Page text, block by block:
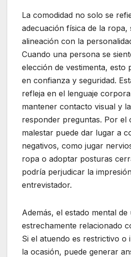
La comodidad no solo se
adecuación física de la ropa,
alineación con la
Cuando una persona se
elección de vestimenta, esto
en confianza y seguridad.
refleja en el lenguaje
mantener contacto visual y
responder preguntas. Por el
malestar puede dar lugar a
negativos, como jugar
ropa o adoptar posturas
podría perjudicar la
entrevistador.
Además, el estado mental
estrechamente relacionado
Si el atuendo es restrictivo o
la ocasión, puede generar